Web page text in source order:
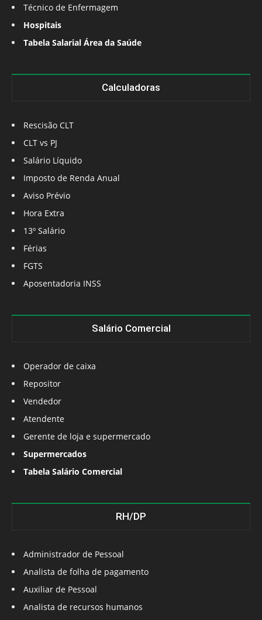
Técnico de Enfermagem
Hospitais
Tabela Salarial Área da Saúde
Calculadoras
Rescisão CLT
CLT vs PJ
Salário Líquido
Imposto de Renda Anual
Aviso Prévio
Hora Extra
13º Salário
Férias
FGTS
Aposentadoria INSS
Salário Comercial
Operador de caixa
Repositor
Vendedor
Atendente
Gerente de loja e supermercado
Supermercados
Tabela Salário Comercial
RH/DP
Administrador de Pessoal
Analista de folha de pagamento
Auxiliar de Pessoal
Analista de recursos humanos